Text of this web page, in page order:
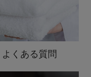
よくある質問